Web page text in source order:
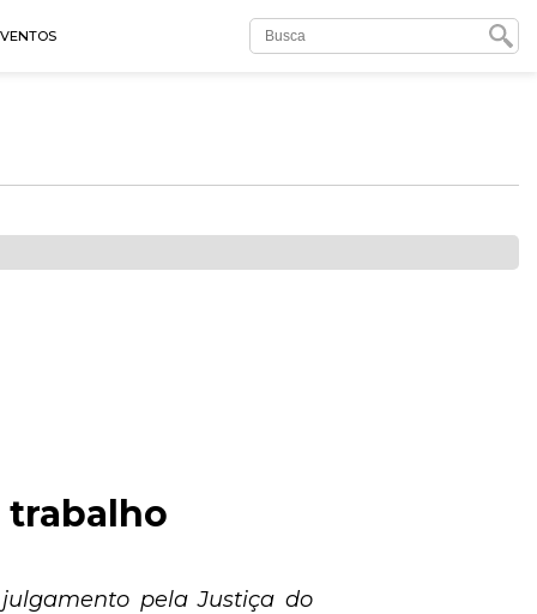
trabalho
pela Justiça do